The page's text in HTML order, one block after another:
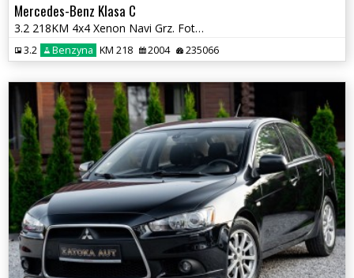
Mercedes-Benz Klasa C
3.2 218KM 4x4 Xenon Navi Grz. Fot Skóra Tempomat Szyberdach
3.2 Benzyna KM 218 2004 235066